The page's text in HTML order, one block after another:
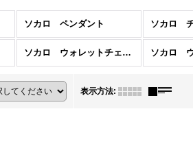
ソカロ ペンダント ソカロ
ソカロ ウォレットチェーン・キーチェーン ソカロ
表示方法: